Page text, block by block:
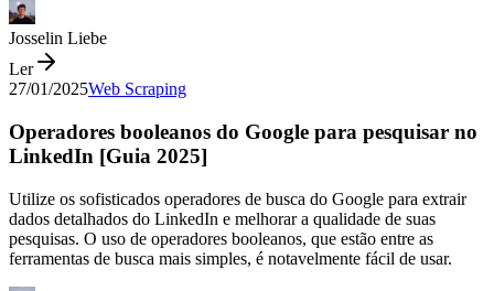
Josselin Liebe
Ler
27/01/2025Web Scraping
Operadores booleanos do Google para pesquisar no
LinkedIn [Guia 2025]
Utilize os sofisticados operadores de busca do Google para extrair
dados detalhados do LinkedIn e melhorar a qualidade de suas
pesquisas. O uso de operadores booleanos, que estão entre as
ferramentas de busca mais simples, é notavelmente fácil de usar.